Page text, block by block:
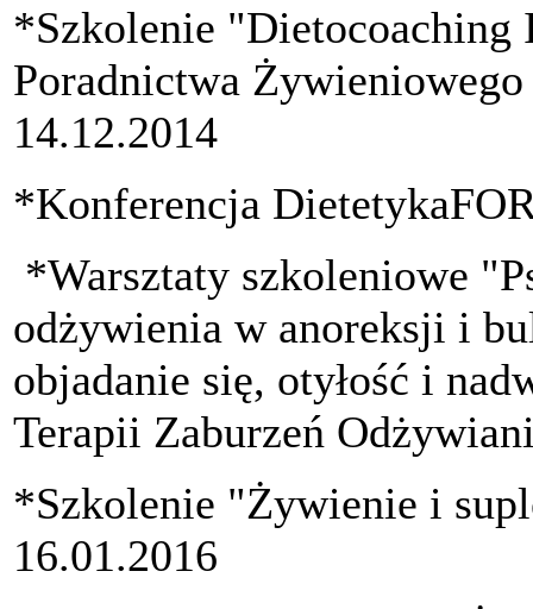
*Szkolenie
Poradnictwa
14.12.2014
*Konferencja
*Warsztaty szkoleniowe
odżywienia w anoreksji i
objadanie się, otyłość i
Terapii Zaburzeń
*Szkolenie "Żywienie i
16.01.2016